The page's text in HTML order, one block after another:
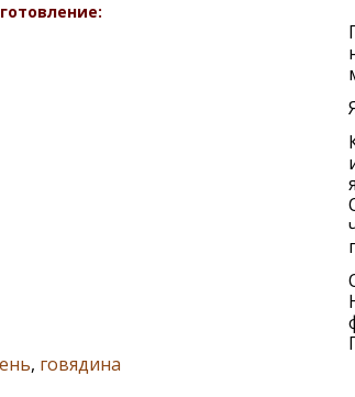
, говядина